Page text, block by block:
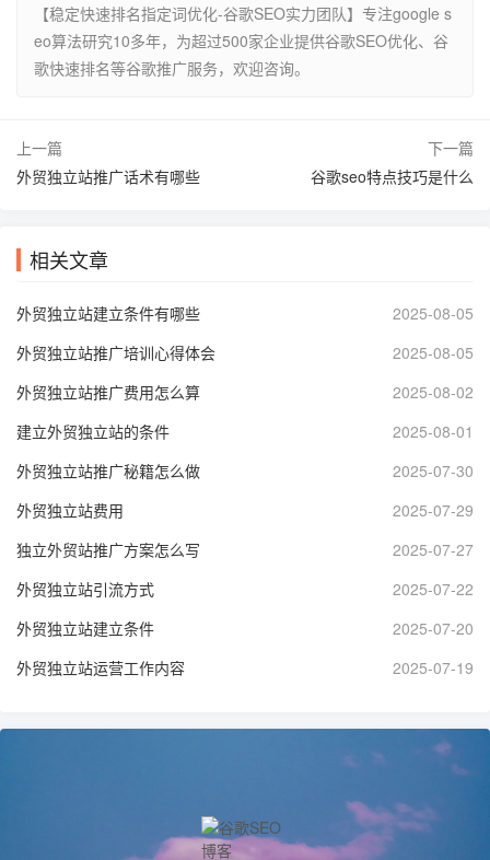
【稳定快速排名指定词优化-谷歌SEO实力团队】专注google s
eo算法研究10多年，为超过500家企业提供谷歌SEO优化、谷
歌快速排名等谷歌推广服务，欢迎咨询。
上一篇
外贸独立站推广话术有哪些
下一篇
谷歌seo特点技巧是什么
相关文章
外贸独立站建立条件有哪些
2025-08-05
外贸独立站推广培训心得体会
2025-08-05
外贸独立站推广费用怎么算
2025-08-02
建立外贸独立站的条件
2025-08-01
外贸独立站推广秘籍怎么做
2025-07-30
外贸独立站费用
2025-07-29
独立外贸站推广方案怎么写
2025-07-27
外贸独立站引流方式
2025-07-22
外贸独立站建立条件
2025-07-20
外贸独立站运营工作内容
2025-07-19